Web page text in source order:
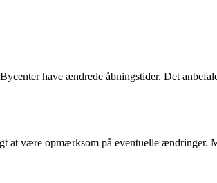
have ændrede åbningstider. Det
at være opmærksom på eventuelle